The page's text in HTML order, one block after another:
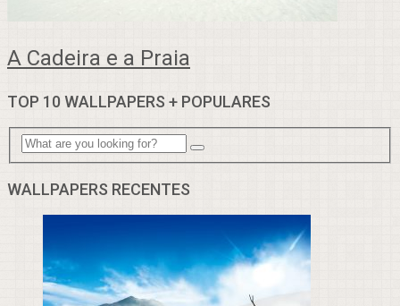
A Cadeira e a Praia
TOP 10 WALLPAPERS + POPULARES
WALLPAPERS RECENTES